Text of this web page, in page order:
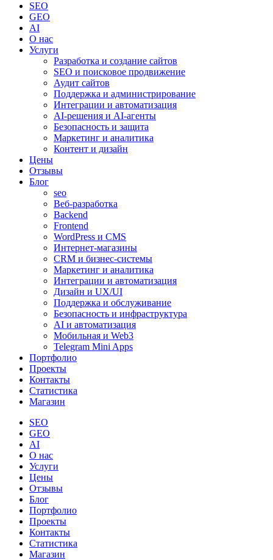
SEO
GEO
AI
О нас
Услуги
Разработка и создание сайтов
SEO и поисковое продвижение
Аудит сайтов
Поддержка и администрирование
Интеграции и автоматизация
AI-решения и AI-агенты
Безопасность и защита
Маркетинг и аналитика
Контент и дизайн
Цены
Отзывы
Блог
seo
Веб-разработка
Backend
Frontend
WordPress и CMS
Интернет-магазины
CRM и бизнес-системы
Маркетинг и аналитика
Интеграции и автоматизация
Дизайн и UX/UI
Поддержка и обслуживание
Безопасность и инфраструктура
AI и автоматизация
Мобильная и Web3
Telegram Mini Apps
Портфолио
Проекты
Контакты
Статистика
Магазин
SEO
GEO
AI
О нас
Услуги
Цены
Отзывы
Блог
Портфолио
Проекты
Контакты
Статистика
Магазин